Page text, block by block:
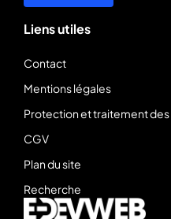
Liens utiles
Contact
Mentions légales
Protection et traitement
CGV
Plan du site
Recherche